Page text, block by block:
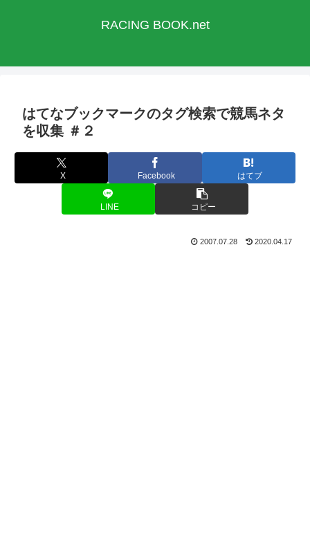
RACING BOOK.net
はてなブックマークのタグ検索で競馬ネタ
を収集 ＃２
X Facebook はてブ
LINE コピー
2007.07.28 2020.04.17